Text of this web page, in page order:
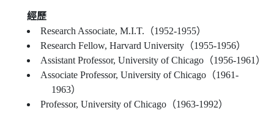
經歷
Research Associate, M.I.T.（1952-1955）
Research Fellow, Harvard University（1955-1956）
Assistant Professor, University of Chicago（1956-1961）
Associate Professor, University of Chicago（1961-
1963）
Professor, University of Chicago（1963-1992）